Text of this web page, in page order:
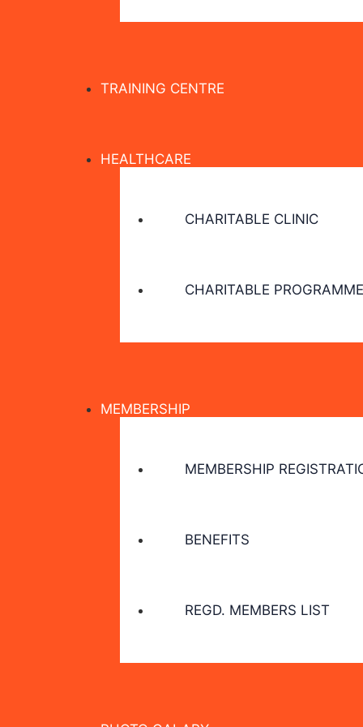
TRAINING CENTRE
HEALTHCARE
CHARITABLE CLINIC
CHARITABLE
MEMBERSHIP
MEMBERSHIP
BENEFITS
REGD. MEMBERS LIST